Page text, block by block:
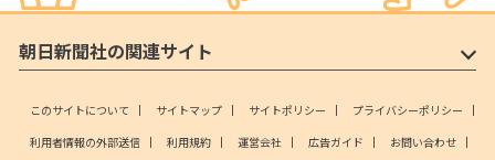
朝日新聞社の関連サイト
このサイトについて サイトマップ サイトポリシー
プライバシーポリシー
利用者情報の外部送信
利用規約 運営会社 広告ガイド お問い合わせ